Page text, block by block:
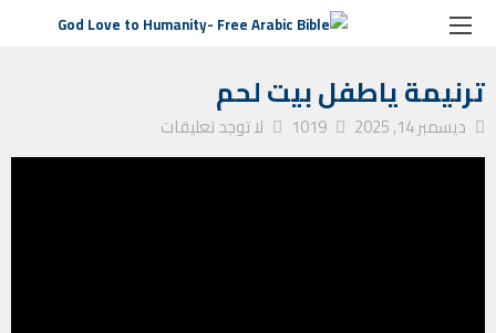
الصفحة الرئيسية ترانيم كنيسة ترنيمة ياطفل بيت لحم
ترنيمة ياطفل بيت لحم
ديسمبر 14, 2025 1019 لا توجد تعليقات